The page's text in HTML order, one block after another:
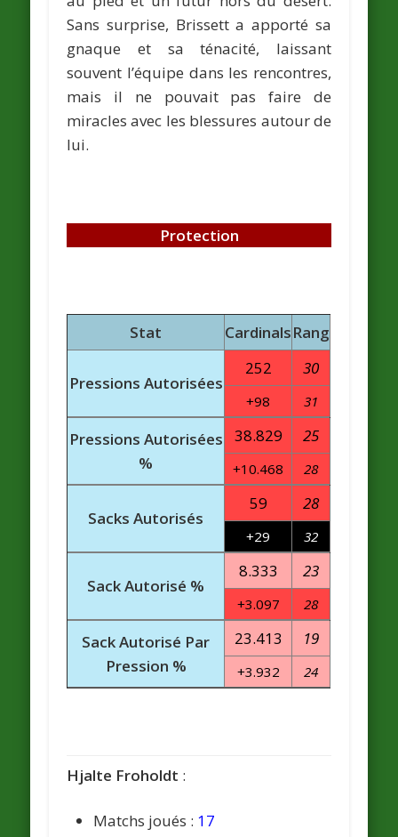
Sans surprise, Brissett a apporté sa
gnaque et sa ténacité, laissant
souvent l’équipe dans les rencontres,
mais il ne pouvait pas faire de
miracles avec les blessures autour de
lui.
Protection
Stat CardinalsRang
Pressions Autorisées
252 30
+98 31
Pressions Autorisées
%
38.829 25
+10.468 28
Sacks Autorisés
59 28
+29 32
Sack Autorisé %
8.333 23
+3.097 28
Sack Autorisé Par
Pression %
23.413 19
+3.932 24
Hjalte Froholdt :
Matchs joués : 17